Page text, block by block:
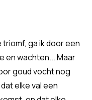
triomf, ga ik door een
en wachten... Maar
goud vocht nog
elke val een